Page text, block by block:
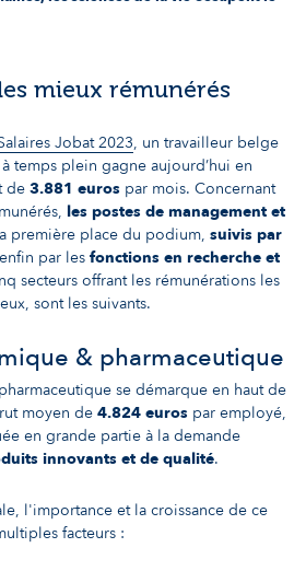
mieux rémunérés
Jobat 2023, un travailleur belge
temps plein gagne aujourd’hui en
de 3.881 euros par mois. Concernant
les postes de management et
première place du podium, suivis par
par les fonctions en recherche et
secteurs offrant les rémunérations les
sont les suivants.
& pharmaceutique
se démarque en haut de
moyen de 4.824 euros par employé,
en grande partie à la demande
innovants et de qualité.
l'importance et la croissance de ce
facteurs :